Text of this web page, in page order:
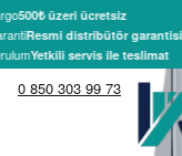
500₺ üzeri ücretsiz
Resmi distribütör garantisi
Yetkili servis ile teslimat
0 850 303 99 73